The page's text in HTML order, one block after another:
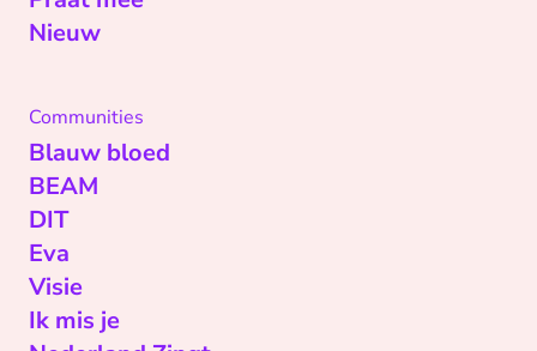
Nieuw
Communities
Blauw bloed
BEAM
DIT
Eva
Visie
Ik mis je